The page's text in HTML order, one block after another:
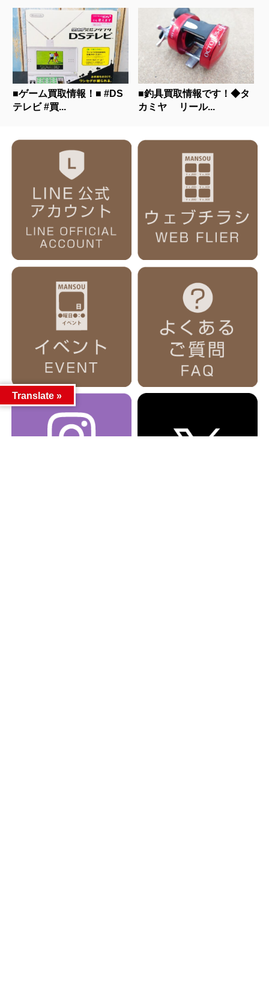
■ゲーム買取情報！■ #DS
テレビ #買...
■釣具買取情報です！◆タ
カミヤ リール...
Translate »